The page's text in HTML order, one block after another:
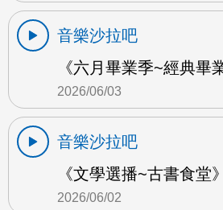
音樂沙拉吧
《六月畢業季~經典畢
2026/06/03
音樂沙拉吧
《文學選播~古書食堂
2026/06/02